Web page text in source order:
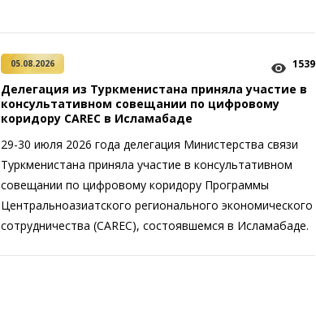
05.08.2026 1539
Делегация из Туркменистана приняла участие в
консультативном совещании по цифровому
коридору CAREC в Исламабаде
29-30 июля 2026 года делегация Министерства связи
Туркменистана приняла участие в консультативном
совещании по цифровому коридору Программы
Центральноазиатского регионального экономического
сотрудничества (CAREC), состоявшемся в Исламабаде.